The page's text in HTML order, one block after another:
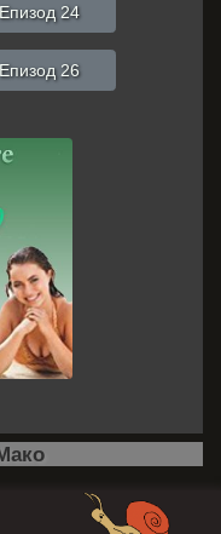
Епизод 24
Епизод 26